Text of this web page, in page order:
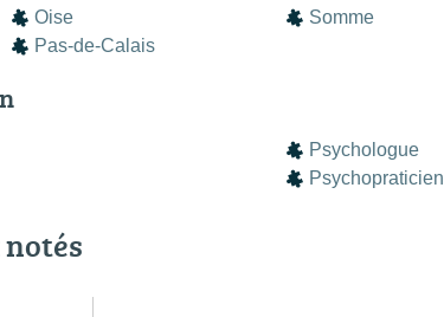
Oise
Pas-de-Calais
Somme
Psychologue
Psychopraticien